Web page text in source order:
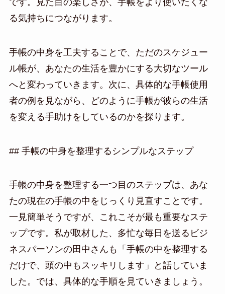
る気持ちにつながります。
手帳の中身を工夫することで、ただのスケジュー
ル帳が、あなたの生活を豊かにする大切なツール
へと変わっていきます。次に、具体的な手帳使用
者の例を見ながら、どのように手帳が彼らの生活
を変える手助けをしているのかを探ります。
## 手帳の中身を整理するシンプルなステップ
手帳の中身を整理する一つ目のステップは、あな
たの現在の手帳の中をじっくり見直すことです。
一見簡単そうですが、これこそが最も重要なステ
ップです。私が取材した、多忙な毎日を送るビジ
ネスパーソンの田中さんも「手帳の中を整理する
だけで、頭の中もスッキリします」と話していま
した。では、具体的な手順を見ていきましょう。